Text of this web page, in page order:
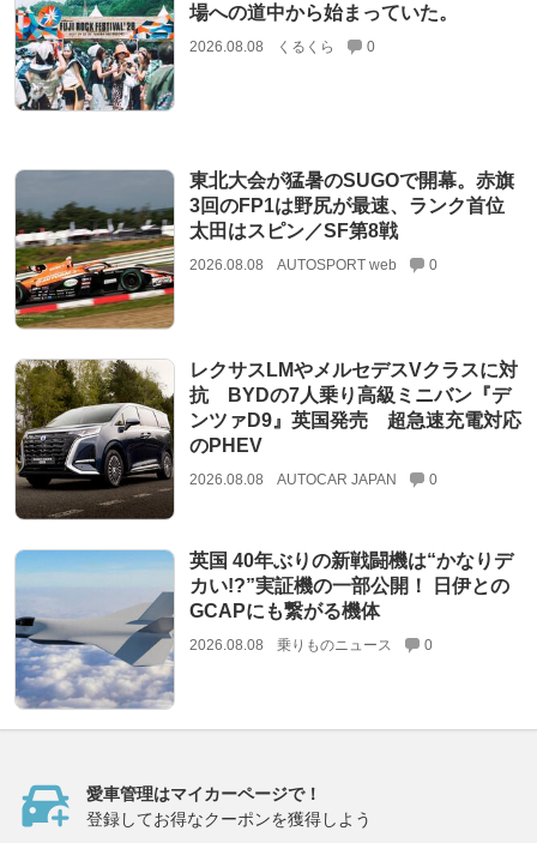
場への道中から始まっていた。
2026.08.08 くるくら 0
東北大会が猛暑のSUGOで開幕。赤旗
3回のFP1は野尻が最速、ランク首位
太田はスピン／SF第8戦
2026.08.08 AUTOSPORT web 0
レクサスLMやメルセデスVクラスに対
抗 BYDの7人乗り高級ミニバン『デ
ンツァD9』英国発売 超急速充電対応
のPHEV
2026.08.08 AUTOCAR JAPAN 0
英国 40年ぶりの新戦闘機は“かなりデ
カい!?”実証機の一部公開！ 日伊との
GCAPにも繋がる機体
2026.08.08 乗りものニュース 0
愛車管理はマイカーページで！
登録してお得なクーポンを獲得しよう